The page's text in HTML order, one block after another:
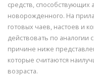
средств, способствующих
новорожденного. На
готовых чаев, настоев и
действовать по аналогии
причине ниже
которые считаются
возраста.